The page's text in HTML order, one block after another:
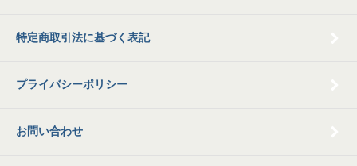
特定商取引法に基づく表記
プライバシーポリシー
お問い合わせ